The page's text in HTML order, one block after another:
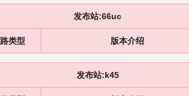
发布站:66uc
类型 版本介绍
发布站:k45